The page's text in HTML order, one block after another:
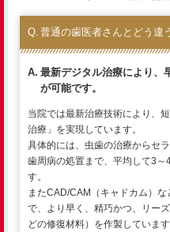
普通の歯医者さんとどう違
最新デジタル治療により、
が可能です。
当院では最新治療技術により、
治療」を実現しています。
具体的には、虫歯の治療からセ
歯周病の処置まで、平均して3
す。
またCAD/CAM（キャドカム）
で、より早く、精巧かつ、リー
どの修復材料）を作製していま